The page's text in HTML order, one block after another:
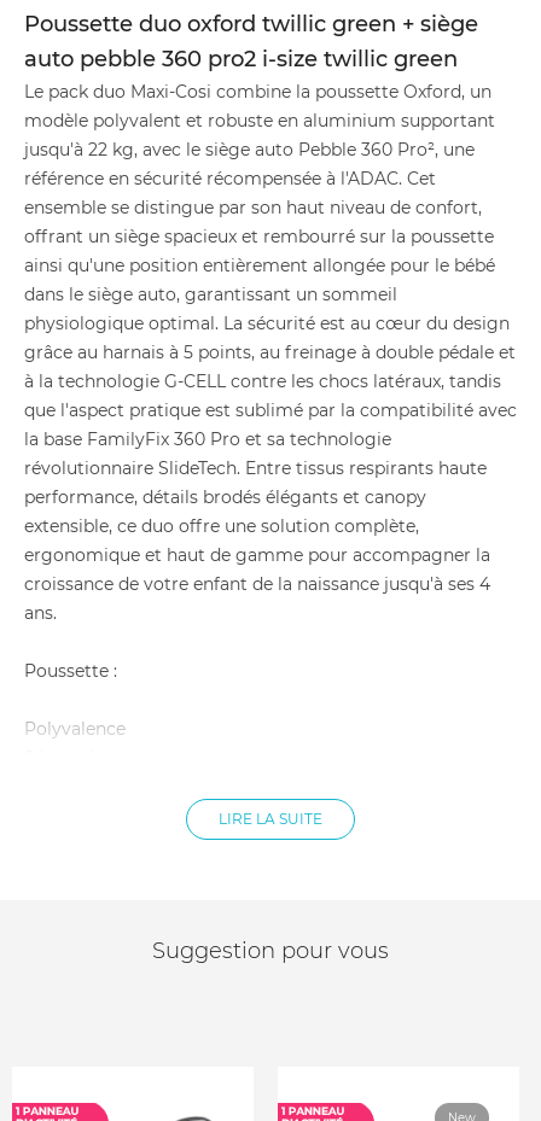
Poussette duo oxford twillic green + siège
auto pebble 360 pro2 i-size twillic green
Le pack duo Maxi-Cosi combine la poussette Oxford, un
modèle polyvalent et robuste en aluminium supportant
jusqu'à 22 kg, avec le siège auto Pebble 360 Pro², une
référence en sécurité récompensée à l'ADAC. Cet
ensemble se distingue par son haut niveau de confort,
offrant un siège spacieux et rembourré sur la poussette
ainsi qu'une position entièrement allongée pour le bébé
dans le siège auto, garantissant un sommeil
physiologique optimal. La sécurité est au cœur du design
grâce au harnais à 5 points, au freinage à double pédale et
à la technologie G-CELL contre les chocs latéraux, tandis
que l'aspect pratique est sublimé par la compatibilité avec
la base FamilyFix 360 Pro et sa technologie
révolutionnaire SlideTech. Entre tissus respirants haute
performance, détails brodés élégants et canopy
extensible, ce duo offre une solution complète,
ergonomique et haut de gamme pour accompagner la
croissance de votre enfant de la naissance jusqu'à ses 4
ans.
Poussette :
Polyvalence
Pliage en 2 étapes
Capacité maximale du panier : 10 kg
LIRE LA SUITE
Suggestion pour vous